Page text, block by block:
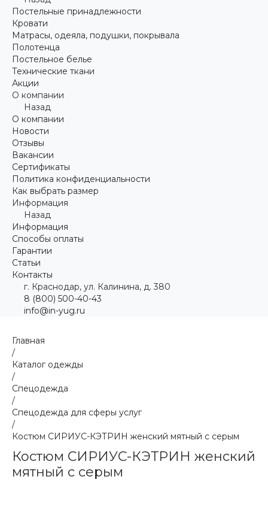
Постельные принадлежности
Кровати
Матрасы, одеяла, подушки, покрывала
Полотенца
Постельное белье
Технические ткани
Акции
О компании
Назад
О компании
Новости
Отзывы
Вакансии
Сертификаты
Политика конфиденциальности
Как выбрать размер
Информация
Назад
Информация
Способы оплаты
Гарантии
Статьи
Контакты
г. Краснодар, ул. Калинина, д. 380
8 (800) 500-40-43
info@in-yug.ru
Главная
/
Каталог одежды
/
Спецодежда
/
Спецодежда для сферы услуг
/
Костюм СИРИУС-КЭТРИН женский мятный с серым
Костюм СИРИУС-КЭТРИН женский
мятный с серым